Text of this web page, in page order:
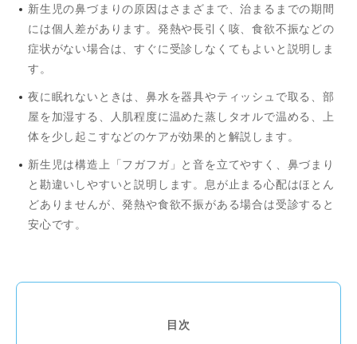
新生児の鼻づまりの原因はさまざまで、治まるまでの期間
には個人差があります。発熱や長引く咳、食欲不振などの
症状がない場合は、すぐに受診しなくてもよいと説明しま
す。
夜に眠れないときは、鼻水を器具やティッシュで取る、部
屋を加湿する、人肌程度に温めた蒸しタオルで温める、上
体を少し起こすなどのケアが効果的と解説します。
新生児は構造上「フガフガ」と音を立てやすく、鼻づまり
と勘違いしやすいと説明します。息が止まる心配はほとん
どありませんが、発熱や食欲不振がある場合は受診すると
安心です。
目次